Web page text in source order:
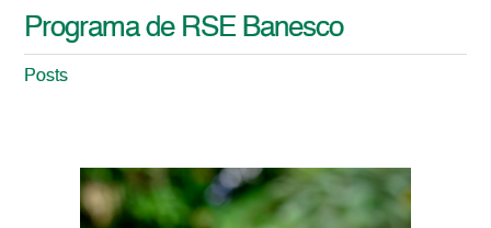
Programa de RSE Banesco
Posts